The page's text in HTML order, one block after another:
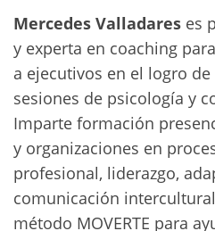
Mercedes Valladares es
y experta en coaching
a ejecutivos en el logro
sesiones de psicología y
Imparte formación
y organizaciones en
profesional, liderazgo,
comunicación
método MOVERTE para